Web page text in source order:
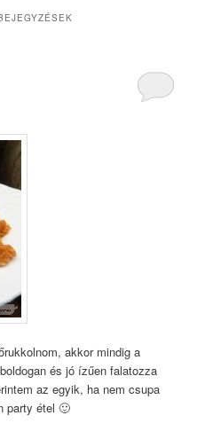
akkor mindig a
és jó ízűen falatozza
az egyik, ha nem csupa
party étel 🙂